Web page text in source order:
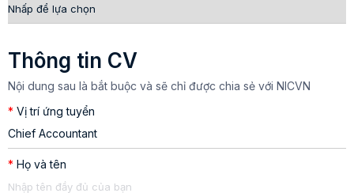
Thông tin CV
Nội dung sau là bắt buộc và sẽ chỉ được chia sẻ với NICVN
* Vị trí ứng tuyển
* Họ và tên